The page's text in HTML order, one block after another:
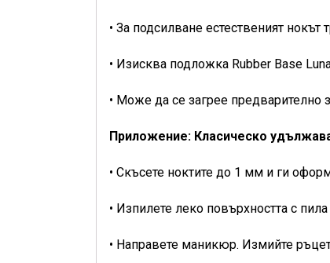
• За подсилване естественият нокът
• Изисква подложка Rubber Base
• Може да се загрее предварително
Приложение: Класическо
• Скъсете ноктите до 1 мм и ги
• Изпилете леко повърхността с
• Направете маникюр. Измийте